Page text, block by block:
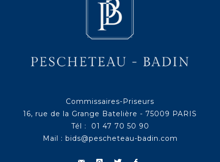
Commissaires-Priseurs
16, rue de la Grange Batelière - 75009 PARIS
Tél : 01 47 70 50 90
Mail : bids@pescheteau-badin.com